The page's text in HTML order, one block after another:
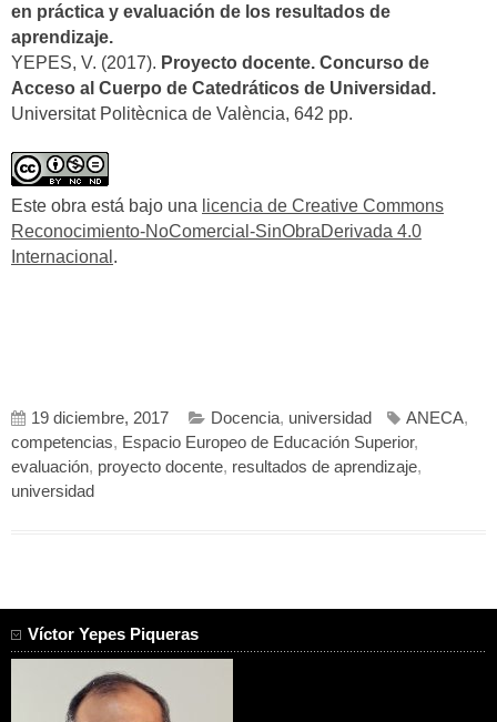
en práctica y evaluación de los resultados de
aprendizaje.
YEPES, V. (2017). Proyecto docente. Concurso de
Acceso al Cuerpo de Catedráticos de Universidad.
Universitat Politècnica de València, 642 pp.
Este obra está bajo una licencia de Creative Commons
Reconocimiento-NoComercial-SinObraDerivada 4.0
Internacional .
19 diciembre, 2017 Docencia, universidad ANECA,
competencias, Espacio Europeo de Educación Superior,
evaluación, proyecto docente, resultados de aprendizaje,
universidad
Víctor Yepes Piqueras